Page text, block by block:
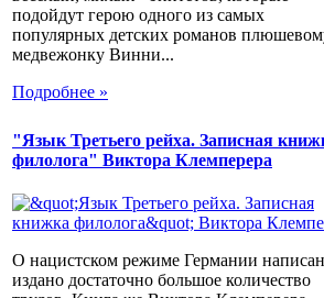
подойдут герою одного из самых
популярных детских романов
медвежонку Винни...
Подробнее »
"Язык Третьего рейха. Записная
филолога" Виктора Клемперера
О нацистском режиме Германии
издано достаточно большое количество